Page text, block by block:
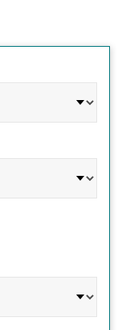
Fachbodens
5:1 ist
eingesetzt